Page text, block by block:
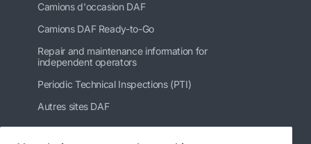
Camions d'occasion DAF
Camions DAF Ready-to-Go
Repair and maintenance information for
independent operators
Periodic Technical Inspections (PTI)
Autres sites DAF